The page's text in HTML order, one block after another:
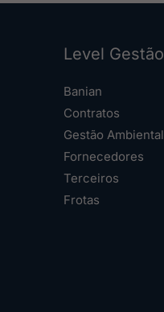
Level Gestão
Banian
Contratos
Gestão Ambiental
Fornecedores
Terceiros
Frotas